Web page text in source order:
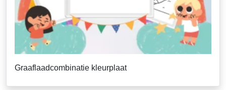
Graaflaadcombinatie kleurplaat